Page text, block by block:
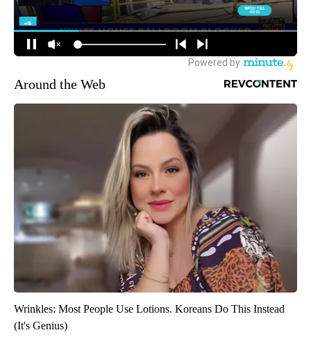
Around the Web
Wrinkles: Most People Use Lotions. Koreans Do This Instead
(It's Genius)